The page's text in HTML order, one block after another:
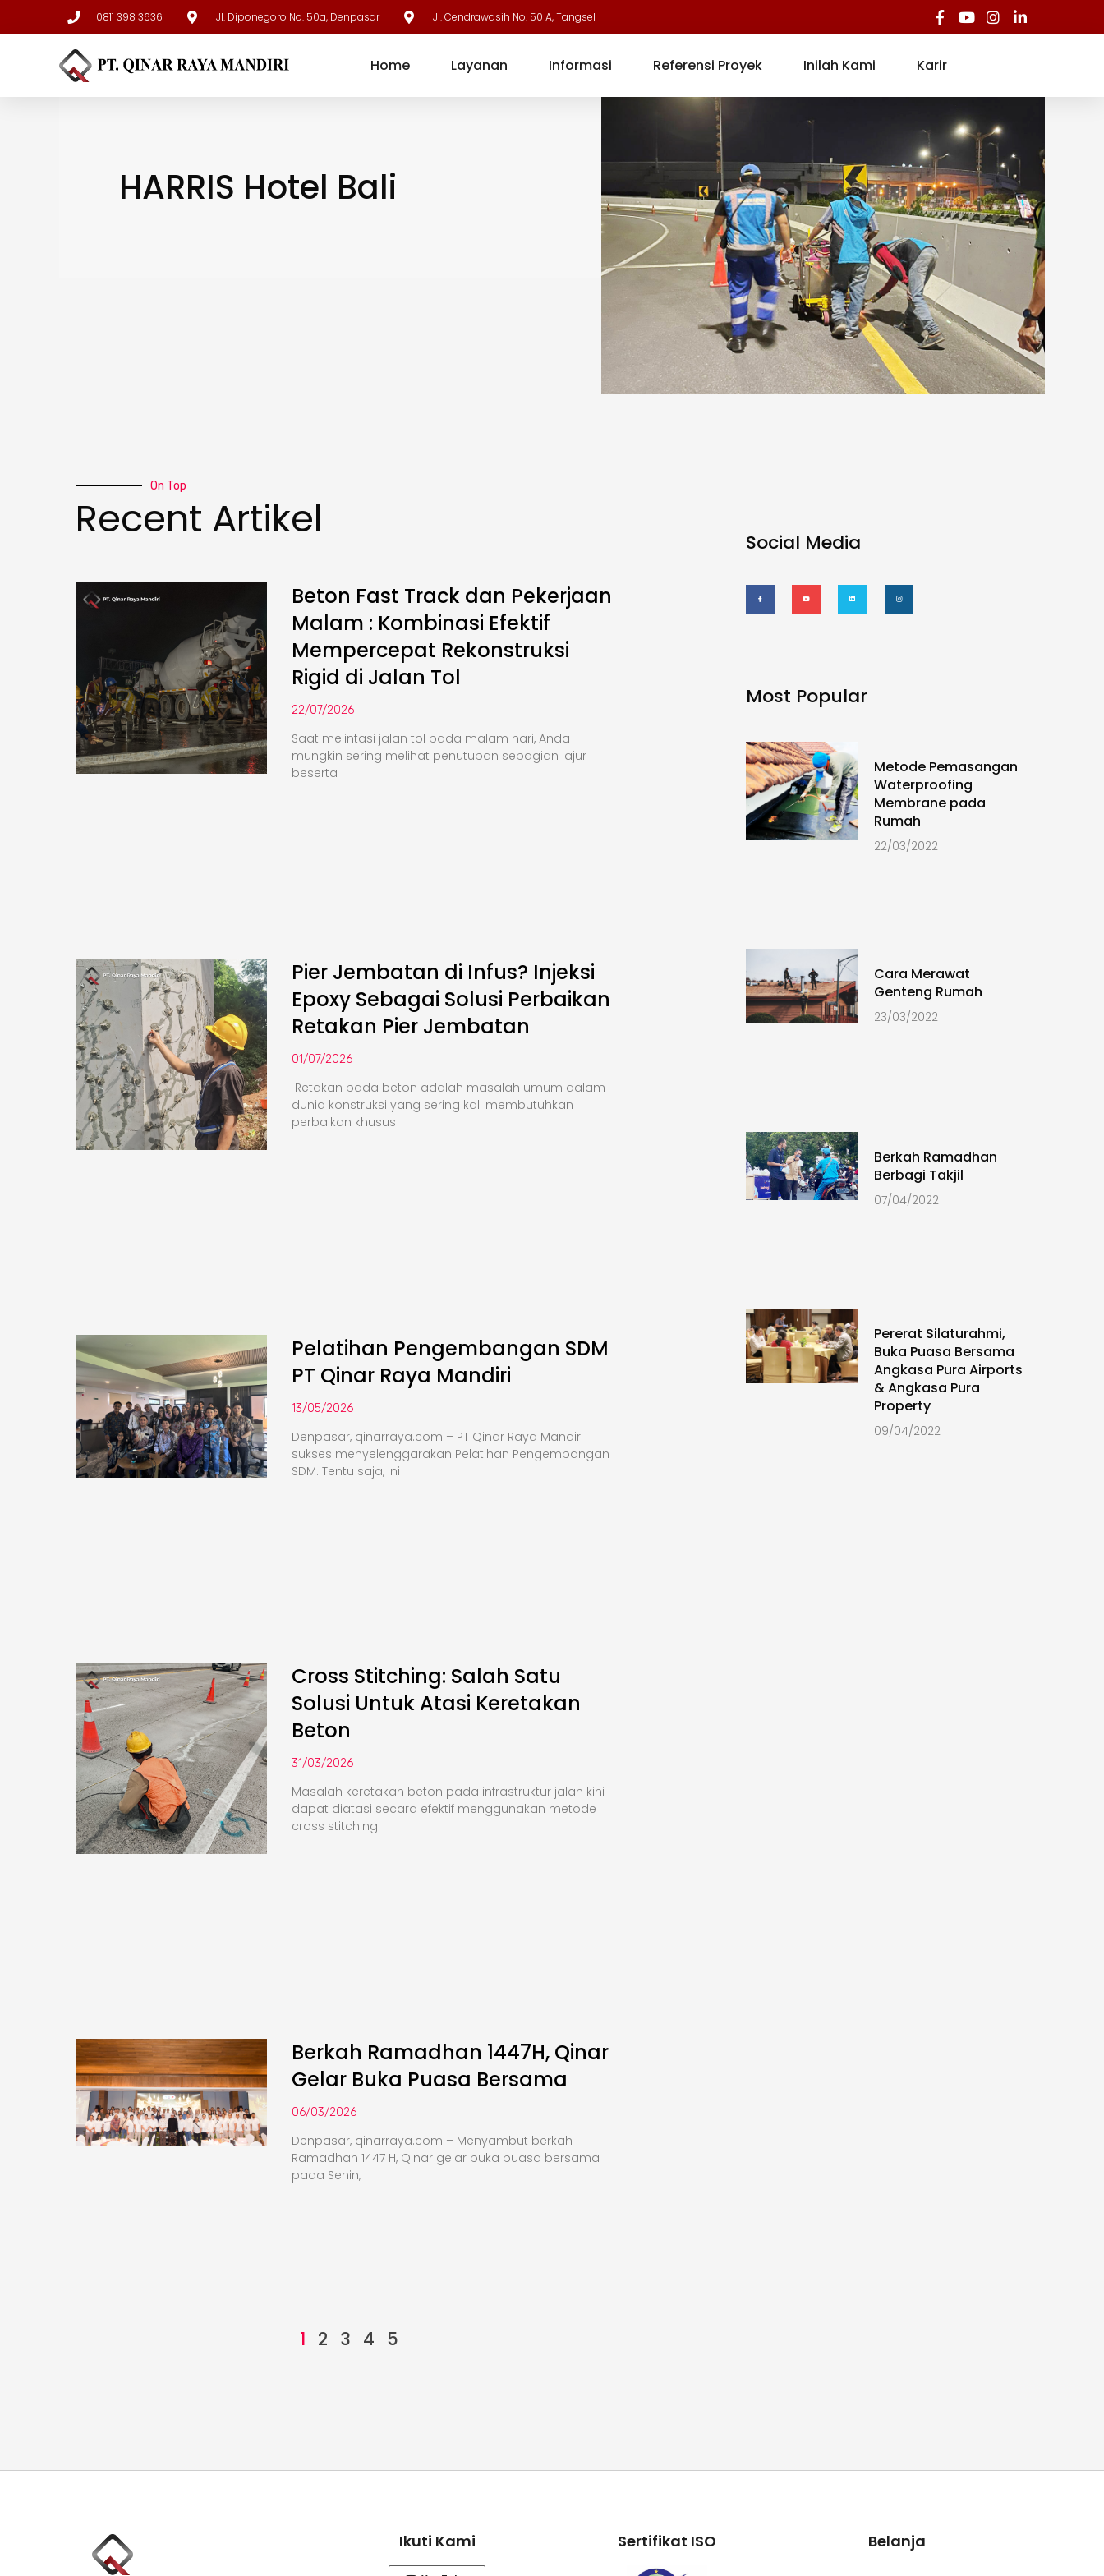
0811 398 3636 Jl. Diponegoro No. 50a, Denpasar Jl. Cendrawasih No. 50 A, Tangsel
Home Layanan Informasi Referensi Proyek Inilah Kami Karir
HARRIS Hotel Bali
On Top
Recent Artikel
Beton Fast Track dan Pekerjaan
Malam : Kombinasi Efektif
Mempercepat Rekonstruksi
Rigid di Jalan Tol
22/07/2026
Saat melintasi jalan tol pada malam hari, Anda
mungkin sering melihat penutupan sebagian lajur
beserta
Pier Jembatan di Infus? Injeksi
Epoxy Sebagai Solusi Perbaikan
Retakan Pier Jembatan
01/07/2026
Retakan pada beton adalah masalah umum dalam
dunia konstruksi yang sering kali membutuhkan
perbaikan khusus
Pelatihan Pengembangan SDM
PT Qinar Raya Mandiri
13/05/2026
Denpasar, qinarraya.com – PT Qinar Raya Mandiri
sukses menyelenggarakan Pelatihan Pengembangan
SDM. Tentu saja, ini
Cross Stitching: Salah Satu
Solusi Untuk Atasi Keretakan
Beton
31/03/2026
Masalah keretakan beton pada infrastruktur jalan kini
dapat diatasi secara efektif menggunakan metode
cross stitching.
Berkah Ramadhan 1447H, Qinar
Gelar Buka Puasa Bersama
06/03/2026
Denpasar, qinarraya.com – Menyambut berkah
Ramadhan 1447 H, Qinar gelar buka puasa bersama
pada Senin,
1 2 3 4 5
Social Media
Most Popular
Metode Pemasangan
Waterproofing
Membrane pada
Rumah
22/03/2022
Cara Merawat
Genteng Rumah
23/03/2022
Berkah Ramadhan
Berbagi Takjil
07/04/2022
Pererat Silaturahmi,
Buka Puasa Bersama
Angkasa Pura Airports
& Angkasa Pura
Property
09/04/2022
Ikuti Kami Sertifikat ISO Belanja